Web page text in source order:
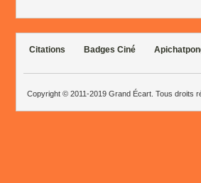
Citations Badges Ciné
Copyright © 2011-2019 Grand Écart. Tous droits